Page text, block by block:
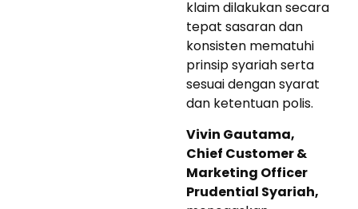
klaim dilakukan secara
tepat sasaran dan
konsisten mematuhi
prinsip syariah serta
sesuai dengan syarat
dan ketentuan polis.
Vivin Gautama,
Chief Customer &
Marketing Officer
Prudential Syariah,